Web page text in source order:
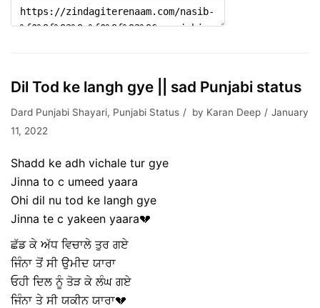
Dil Tod ke langh gye || sad Punjabi status
Dard Punjabi Shayari, Punjabi Status by Karan Deep
January
11, 2022
Shadd ke adh vichale tur gye
Jinna to c umeed yaara
Ohi dil nu tod ke langh gye
Jinna te c yakeen yaara💔
ਛੱਡ ਕੇ ਅੱਧ ਵਿਚਾਲੇ ਤੁਰ ਗਏ
ਜਿੰਨਾ ਤੋਂ ਸੀ ਉਮੀਦ ਯਾਰਾ
ਓਹੀ ਦਿਲ ਨੂੰ ਤੋੜ ਕੇ ਲੰਘ ਗਏ
ਜਿੰਨਾ ਤੇ ਸੀ ਯਕੀਨ ਯਾਰਾ💔